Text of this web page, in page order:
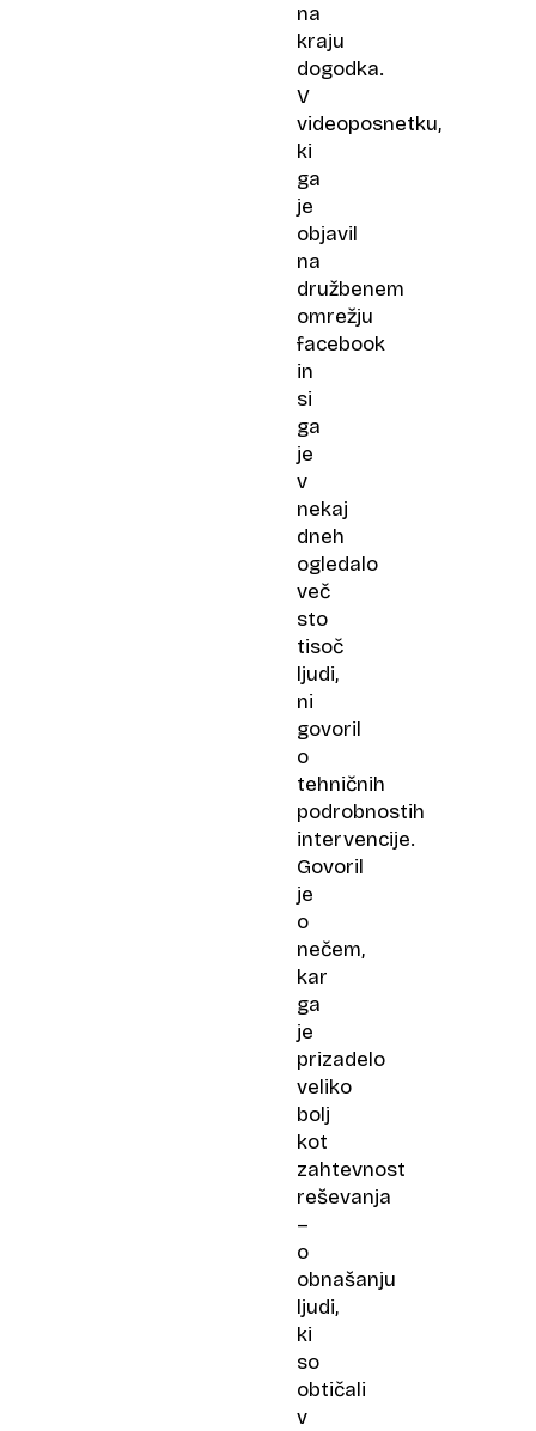
na
kraju
dogodka.
V
videoposnetku,
ki
ga
je
objavil
na
družbenem
omrežju
facebook
in
si
ga
je
v
nekaj
dneh
ogledalo
več
sto
tisoč
ljudi,
ni
govoril
o
tehničnih
podrobnostih
intervencije.
Govoril
je
o
nečem,
kar
ga
je
prizadelo
veliko
bolj
kot
zahtevnost
reševanja
–
o
obnašanju
ljudi,
ki
so
obtičali
v